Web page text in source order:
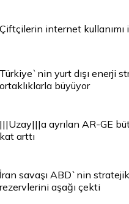
Çiftçilerin internet kullanımı
Türkiye`nin yurt dışı enerji
ortaklıklarla büyüyor
|||Uzay|||a ayrılan AR-GE
kat arttı
İran savaşı ABD`nin
rezervlerini aşağı çekti